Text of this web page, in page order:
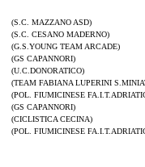
(S.C. MAZZANO ASD)
(S.C. CESANO MADERNO)
(G.S.YOUNG TEAM ARCADE)
(GS CAPANNORI)
(U.C.DONORATICO)
(TEAM FABIANA LUPERINI
(POL. FIUMICINESE
(GS CAPANNORI)
(CICLISTICA CECINA)
(POL. FIUMICINESE